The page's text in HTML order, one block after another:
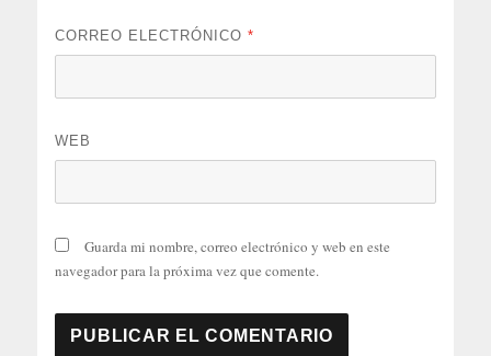
CORREO ELECTRÓNICO*
WEB
Guarda mi nombre, correo electrónico y web en este
navegador para la próxima vez que comente.